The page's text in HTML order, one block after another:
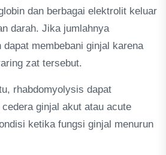
dan berbagai elektrolit keluar
darah. Jika jumlahnya
dapat membebani ginjal karena
zat tersebut.
rhabdomyolysis dapat
ginjal akut atau acute
ketika fungsi ginjal menurun